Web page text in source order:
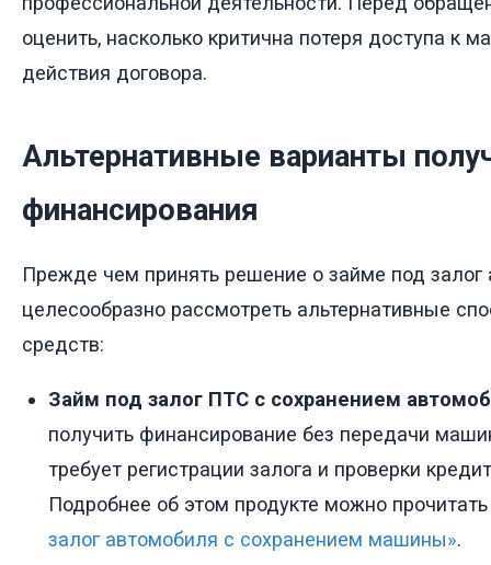
оценить, насколько критична потеря доступа к
действия договора.
Альтернативные варианты
финансирования
Прежде чем принять решение о займе под залог
целесообразно рассмотреть альтернативные
средств:
Займ под залог ПТС с сохранением
получить финансирование без передачи
требует регистрации залога и проверки
Подробнее об этом продукте можно
залог автомобиля с сохранением машины».